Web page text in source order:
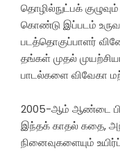
தொழில்நுட்பக்
கொண்டு இப்படம்
படத்தொகுப்பாளர்
தங்கள் முதல்
பாடல்களை விவேகா
2005-ஆம் ஆண்டை
இந்தக் காதல் கதை,
நினைவுகளையும்